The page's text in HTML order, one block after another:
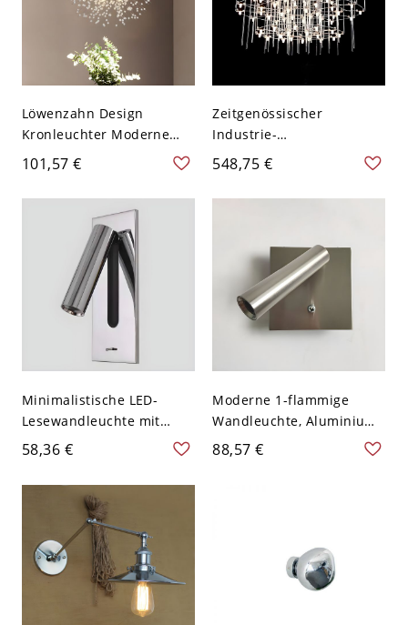
Löwenzahn Design
Kronleuchter Moderne
Wohnzimmer Silber
Radial Kristallblöcke
Sterne Pendelleuchte -
110V-120V Chrom 8
101,57 €
Zeitgenössischer
Industrie-
Gitterkronleuchter,
Pendelleuchte aus
verchromtem Edelstahl
548,75 €
Minimalistische LED-
Lesewandleuchte mit
USB-Ladeanschluss &
verstellbarem Spot - 110V-
120V Chrom Natürliches
58,36 €
Moderne 1-flammige
Wandleuchte, Aluminium-
Zylinder, wandmontiert -
110V-120V Chrom
88,57 €